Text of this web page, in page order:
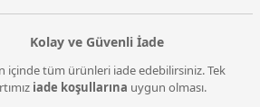
Kolay ve Güvenli İade
içinde tüm ürünleri iade edebilirsiniz. Tek
iade koşullarına uygun olması.